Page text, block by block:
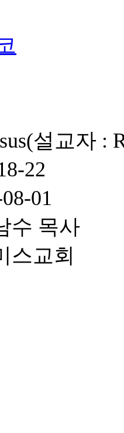
설교자 :
22
01
수 목사
스교회